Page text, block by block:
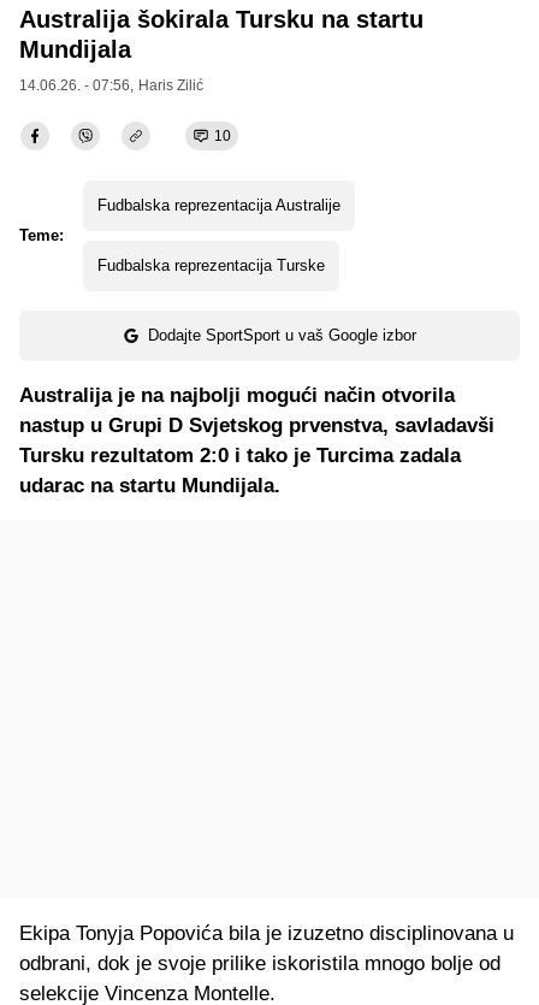
Australija šokirala Tursku na startu
Mundijala
14.06.26. - 07:56, Haris Zilić
10
Teme:
Fudbalska reprezentacija Australije
Fudbalska reprezentacija Turske
Dodajte SportSport u vaš Google izbor
Australija je na najbolji mogući način otvorila
nastup u Grupi D Svjetskog prvenstva, savladavši
Tursku rezultatom 2:0 i tako je Turcima zadala
udarac na startu Mundijala.
Ekipa Tonyja Popovića bila je izuzetno disciplinovana u
odbrani, dok je svoje prilike iskoristila mnogo bolje od
selekcije Vincenza Montelle.